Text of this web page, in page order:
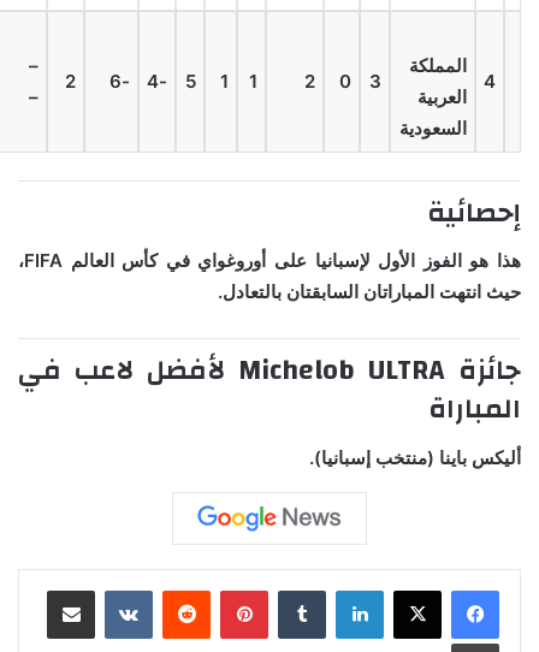
4
المملكة
العربية
السعودية
3
0
2
1
1
5
-4
-6
2
–
–
إحصائية
هذا هو الفوز الأول لإسبانيا على أوروغواي في كأس العالم FIFA،
حيث انتهت المباراتان السابقتان بالتعادل.
جائزة Michelob ULTRA لأفضل لاعب في
المباراة
أليكس باينا (منتخب إسبانيا).
لينكدإن بينتيريست